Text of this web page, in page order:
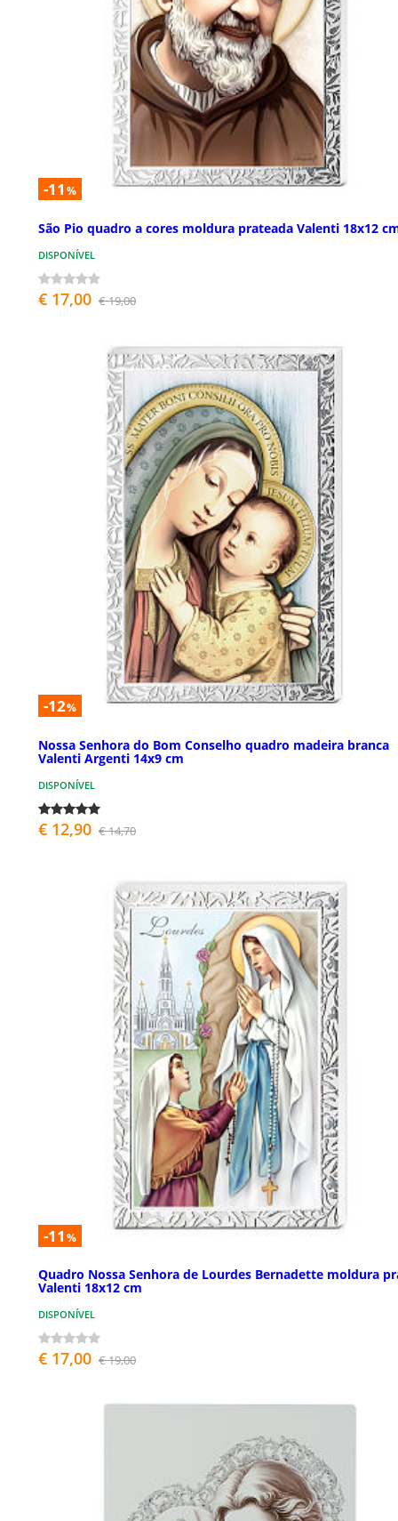
-11 %
São Pio quadro a cores moldura prateada Valenti 18x12
DISPONÍVEL
€ 17,00 € 19,00
-12%
Nossa Senhora do Bom Conselho quadro madeira branca
Valenti Argenti 14x9 cm
DISPONÍVEL
€ 12,90 € 14,70
-11 %
Quadro Nossa Senhora de Lourdes Bernadette moldura
Valenti 18x12 cm
DISPONÍVEL
€ 17,00 € 19,00